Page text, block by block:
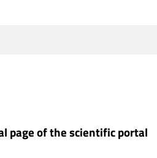
page of the scientific portal